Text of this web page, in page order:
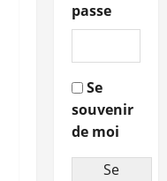
passe
Se
souvenir
de moi
Se